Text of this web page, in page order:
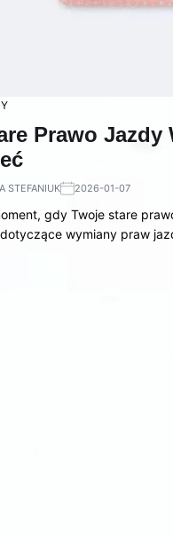
Prawo
STEFANIUK 2026-01-07
gdy Twoje stare
wymiany praw